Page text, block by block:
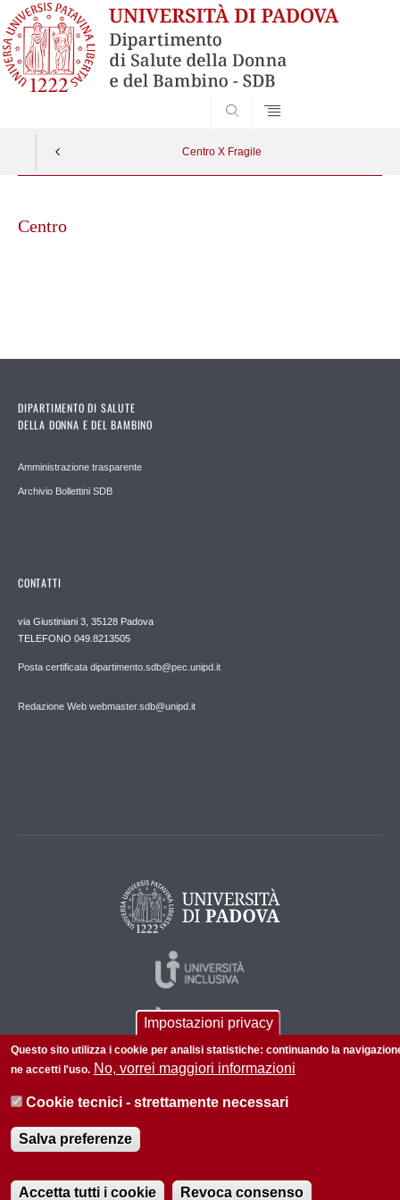
Centro X Fragile
contentCentro
DIPARTIMENTO DI SALUTE
DELLA DONNA E DEL BAMBINO
Amministrazione trasparente
Archivio Bollettini SDB
CONTATTI
via Giustiniani 3, 35128 Padova
TELEFONO 049.8213505
Posta certificata dipartimento.sdb@pec.unipd.it
Redazione Web webmaster.sdb@unipd.it
© 2026 Università di Padova - Tutti i diritti riservati
P.I. 00742430283 C.F. 80006480281
Impostazioni privacy
Questo sito utilizza i cookie per analisi statistiche: continuando la
ne accetti l'uso. No, vorrei maggiori informazioni
Cookie tecnici - strettamente necessari
Salva preferenze
Accetta tutti i cookie Revoca consenso